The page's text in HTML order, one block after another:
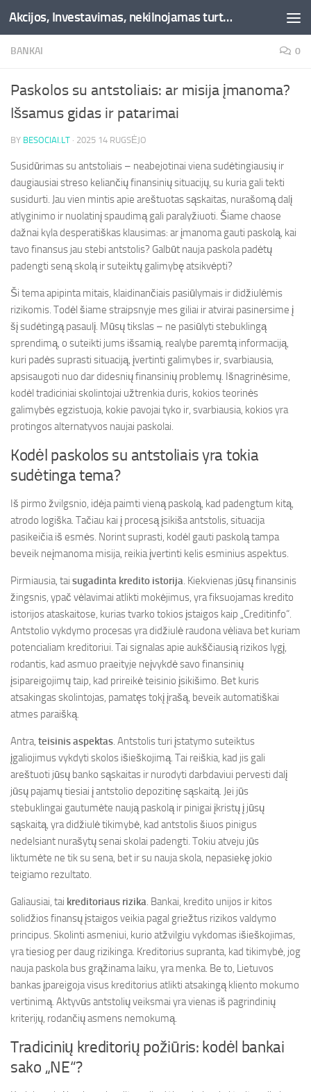
Skip to content Akcijos, Investavimas, nekilnojamas turtas, kriptovaliutos - Besociai.lt
BANKAI 0
Paskolos su antstoliais: ar misija įmanoma?
Išsamus gidas ir patarimai
BY BESOCIAI.LT · 2025 14 RUGSĖJO
Susidūrimas su antstoliais – neabejotinai viena sudėtingiausių ir
daugiausiai streso keliančių finansinių situacijų, su kuria gali tekti
susidurti. Jau vien mintis apie areštuotas sąskaitas, nurašomą dalį
atlyginimo ir nuolatinį spaudimą gali paralyžiuoti. Šiame chaose
dažnai kyla desperatiškas klausimas: ar įmanoma gauti paskolą, kai
tavo finansus jau stebi antstolis? Galbūt nauja paskola padėtų
padengti seną skolą ir suteiktų galimybę atsikvėpti?
Ši tema apipinta mitais, klaidinančiais pasiūlymais ir didžiulėmis
rizikomis. Todėl šiame straipsnyje mes giliai ir atvirai pasinersime į
šį sudėtingą pasaulį. Mūsų tikslas – ne pasiūlyti stebuklingą
sprendimą, o suteikti jums išsamią, realybe paremtą informaciją,
kuri padės suprasti situaciją, įvertinti galimybes ir, svarbiausia,
apsisaugoti nuo dar didesnių finansinių problemų. Išnagrinėsime,
kodėl tradiciniai skolintojai užtrenkia duris, kokios teorinės
galimybės egzistuoja, kokie pavojai tyko ir, svarbiausia, kokios yra
protingos alternatyvos naujai paskolai.
Kodėl paskolos su antstoliais yra tokia
sudėtinga tema?
Iš pirmo žvilgsnio, idėja paimti vieną paskolą, kad padengtum kitą,
atrodo logiška. Tačiau kai į procesą įsikiša antstolis, situacija
pasikeičia iš esmės. Norint suprasti, kodėl gauti paskolą tampa
beveik neįmanoma misija, reikia įvertinti kelis esminius aspektus.
Pirmiausia, tai sugadinta kredito istorija. Kiekvienas jūsų finansinis
žingsnis, ypač vėlavimai atlikti mokėjimus, yra fiksuojamas kredito
istorijos ataskaitose, kurias tvarko tokios įstaigos kaip „Creditinfo“.
Antstolio vykdymo procesas yra didžiulė raudona vėliava bet kuriam
potencialiam kreditoriui. Tai signalas apie aukščiausią rizikos lygį,
rodantis, kad asmuo praeityje neįvykdė savo finansinių
įsipareigojimų taip, kad prireikė teisinio įsikišimo. Bet kuris
atsakingas skolintojas, pamatęs tokį įrašą, beveik automatiškai
atmes paraišką.
Antra, teisinis aspektas. Antstolis turi įstatymo suteiktus
įgaliojimus vykdyti skolos išieškojimą. Tai reiškia, kad jis gali
areštuoti jūsų banko sąskaitas ir nurodyti darbdaviui pervesti dalį
jūsų pajamų tiesiai į antstolio depozitinę sąskaitą. Jei jūs
stebuklingai gautumėte naują paskolą ir pinigai įkristų į jūsų
sąskaitą, yra didžiulė tikimybė, kad antstolis šiuos pinigus
nedelsiant nurašytų senai skolai padengti. Tokiu atveju jūs
liktumėte ne tik su sena, bet ir su nauja skola, nepasiekę jokio
teigiamo rezultato.
Galiausiai, tai kreditoriaus rizika. Bankai, kredito unijos ir kitos
solidžios finansų įstaigos veikia pagal griežtus rizikos valdymo
principus. Skolinti asmeniui, kurio atžvilgiu vykdomas išieškojimas,
yra tiesiog per daug rizikinga. Kreditorius supranta, kad tikimybė, jog
nauja paskola bus grąžinama laiku, yra menka. Be to, Lietuvos
bankas įpareigoja visus kreditorius atlikti atsakingą kliento mokumo
vertinimą. Aktyvūs antstolių veiksmai yra vienas iš pagrindinių
kriterijų, rodančių asmens nemokumą.
Tradicinių kreditorių požiūris: kodėl bankai
sako „NE“?